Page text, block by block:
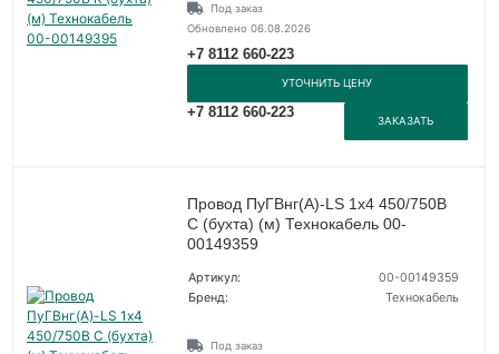
Под заказ
Обновлено 06.08.2026
+7 8112 660-223
УТОЧНИТЬ ЦЕНУ
+7 8112 660-223
ЗАКАЗАТЬ
Провод ПуГВнг(А)-LS 1х4 450/750В
С (бухта) (м) Технокабель 00-
00149359
Артикул:
00-00149359
Бренд:
Технокабель
Под заказ